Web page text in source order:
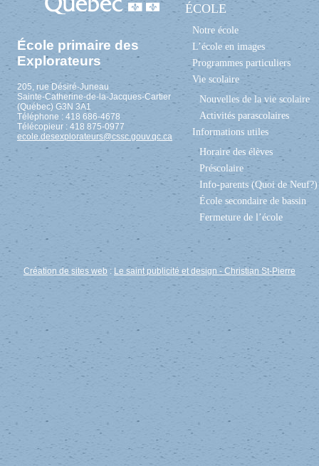
École primaire des
Explorateurs
205, rue Désiré-Juneau
Sainte-Catherine-de-la-Jacques-Cartier
(Québec) G3N 3A1
Téléphone : 418 686-4678
Télécopieur : 418 875-0977
ecole.desexplorateurs@cssc.gouv.qc.ca
ÉCOLE
Notre école
L’école en images
Programmes particuliers
Vie scolaire
Nouvelles de la vie scolaire
Activités parascolaires
Informations utiles
Horaire des élèves
Préscolaire
Info-parents (Quoi de Neuf?)
École secondaire de bassin
Fermeture de l’école
Création de sites web : Le saint publicité et design - Christian St-Pierre